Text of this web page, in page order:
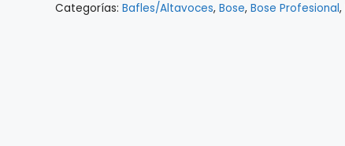
FS2SE
Categorías: Bafles/Altavoces, Bose, Bose Profesional,